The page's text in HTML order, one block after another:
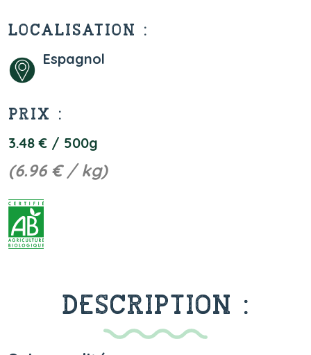
LOCALISATION :
Espagnol
PRIX :
3.48 € / 500g
(6.96 € / kg)
DESCRIPTION :